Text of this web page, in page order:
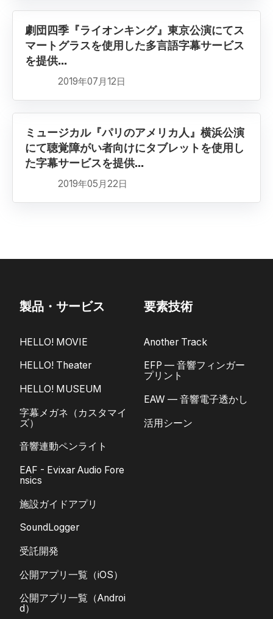
劇団四季『ライオンキング』東京公演にてス
マートグラスを使用した多言語字幕サービス
を提供...
2019年07月12日
ミュージカル『パリのアメリカ人』横浜公演
にて聴覚障がい者向けにタブレットを使用し
た字幕サービスを提供...
2019年05月22日
製品・サービス
HELLO! MOVIE
HELLO! Theater
HELLO! MUSEUM
字幕メガネ（カスタマイ
ズ）
音響連動ペンライト
EAF - Evixar Audio Fore
nsics
施設ガイドアプリ
SoundLogger
受託開発
公開アプリ一覧（iOS）
公開アプリ一覧（Androi
d）
要素技術
Another Track
EFP — 音響フィンガー
プリント
EAW — 音響電子透かし
活用シーン